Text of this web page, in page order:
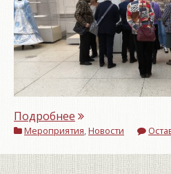
Подробнее ««ВАМ
ДАРИМ
И
Мероприятия,Новости